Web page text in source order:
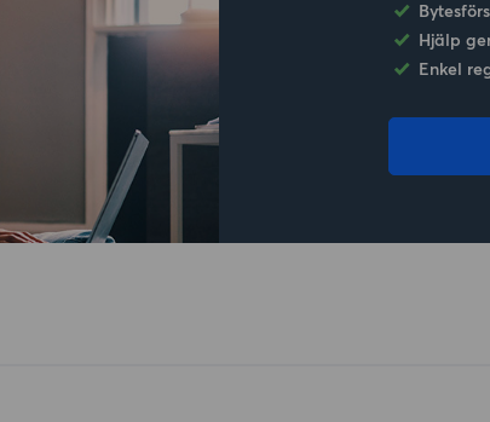
Hjälp
Enkel